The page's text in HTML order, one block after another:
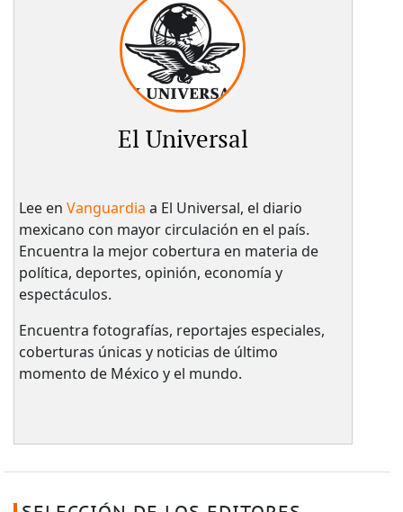
El Universal
Lee en Vanguardia a El Universal, el diario
mexicano con mayor circulación en el país.​
Encuentra la mejor cobertura en materia de
política, deportes, opinión, economía y
espectáculos.
Encuentra fotografías, reportajes especiales,
coberturas únicas y noticias de último
momento de México y el mundo.